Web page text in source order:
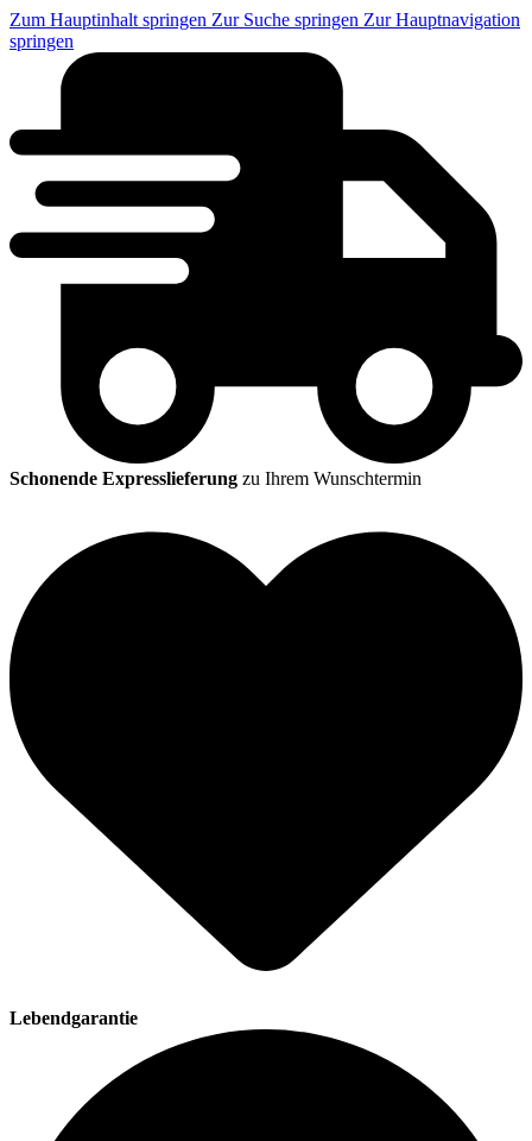
Zum Hauptinhalt springen Zur Suche springen Zur Hauptnavigation
springen
Schonende Expresslieferung zu Ihrem Wunschtermin
Lebendgarantie